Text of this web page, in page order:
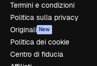
Termini e condizioni
Politica sulla privacy
Originali New
Politica dei cookie
Centro di fiducia